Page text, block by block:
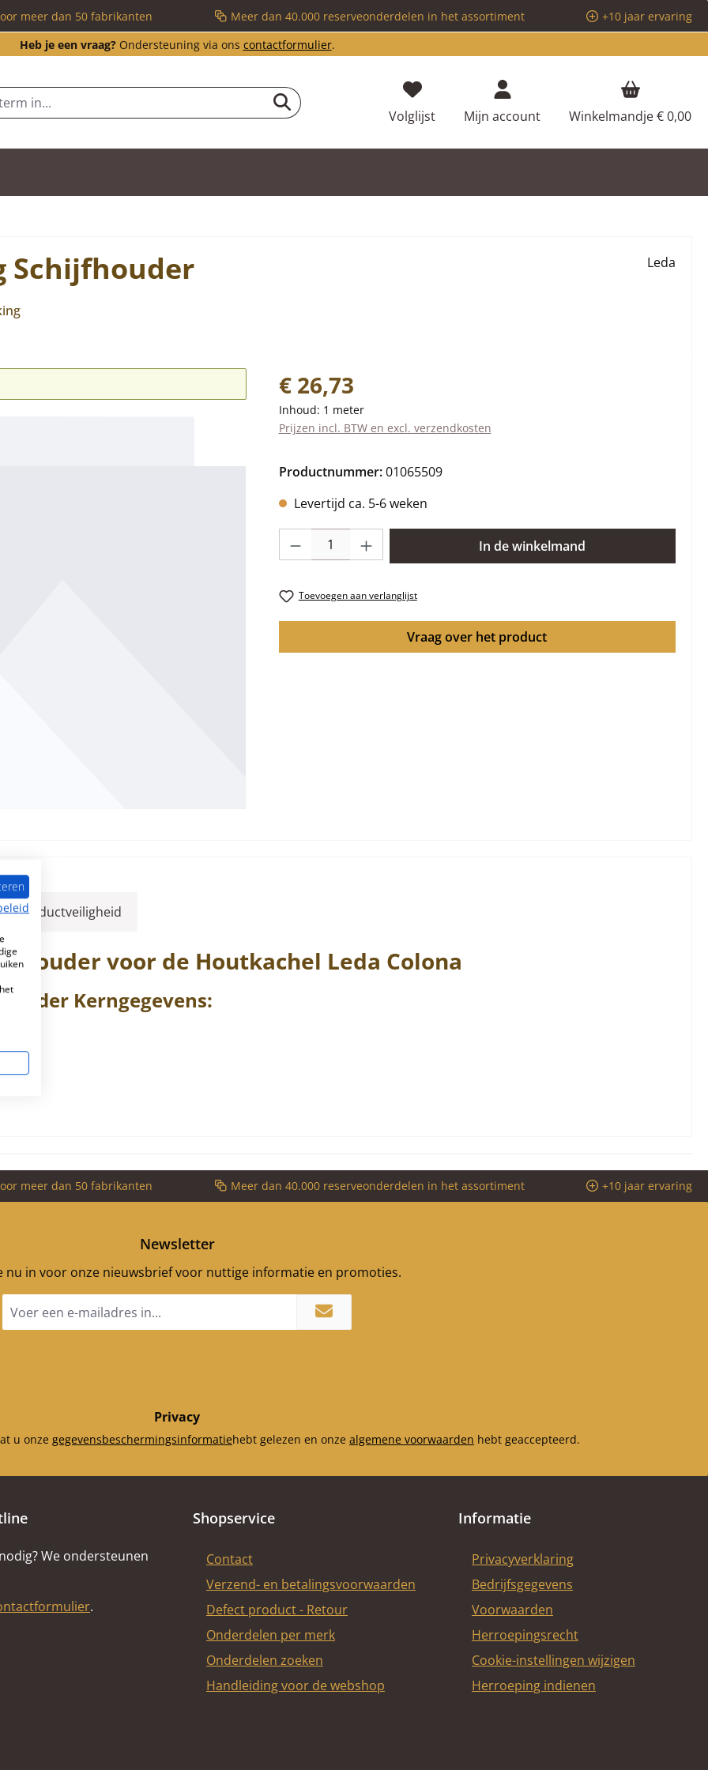
meer dan 50 fabrikanten Meer dan 40.000 reserveonderdelen in het assortiment
+10 jaar ervaring
Heb je een vraag?Ondersteuning via ons contactformulier.
VolglijstJe hebt 0 items op je verlanglijstje
Mijn account Winkelmandje€ 0,00
Schijfhouder Leda
Normale prijs:
€ 26,73
Inhoud: 1 meter
Prijzen incl. BTW en excl. verzendkosten
Productnummer:01065509
Levertijd ca. 5-6 weken
Producthoeveelheid: Voer de gewenste hoeveelheid in of gebruik de knoppen
In de winkelmand
Toevoegen aan verlanglijst
Vraag over het product
productveiligheid
voor de Houtkachel Leda Colona
Kerngegevens:
meer dan 50 fabrikanten Meer dan 40.000 reserveonderdelen in het assortiment +10 jaar ervaring
Newsletter
nu in voor onze nieuwsbrief voor nuttige informatie en promoties.
mailadres
Privacy
u onze gegevensbeschermingsinformatiehebt gelezen en onze algemene voorwaarden hebt geaccepteerd.
We ondersteunen
.
Shopservice
Contact
Verzend- en betalingsvoorwaarden
Defect product - Retour
Onderdelen per merk
Onderdelen zoeken
Handleiding voor de webshop
Informatie
Privacyverklaring
Bedrijfsgegevens
Voorwaarden
Herroepingsrecht
Cookie-instellingen wijzigen
Herroeping indienen